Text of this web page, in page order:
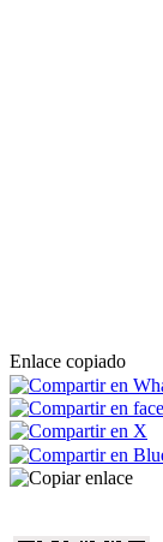
Enlace copiado